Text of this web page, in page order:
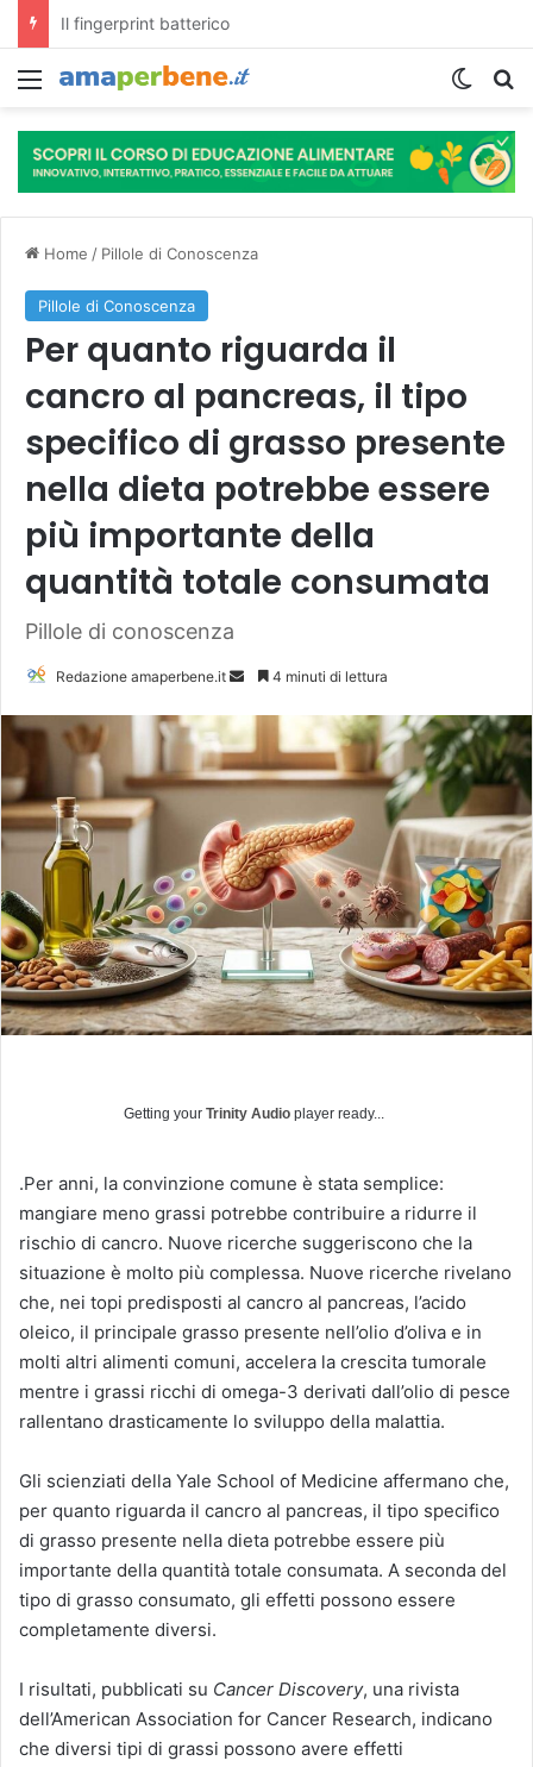
Menu
Home / Pillole di Conoscenza
Pillole di Conoscenza
Per quanto riguarda il
cancro al pancreas, il tipo
specifico di grasso presente
nella dieta potrebbe essere
più importante della
quantità totale consumata
Pillole di conoscenza
Redazione amaperbene.it
i
a
n
'
e
m
i
l
4 minuti di lettura
Getting your Trinity Audio player ready...
.Per anni, la convinzione comune è stata semplice:
mangiare meno grassi potrebbe contribuire a ridurre il
rischio di cancro. Nuove ricerche suggeriscono che la
situazione è molto più complessa. Nuove ricerche rivelano
che, nei topi predisposti al cancro al pancreas, l’acido
oleico, il principale grasso presente nell’olio d’oliva e in
molti altri alimenti comuni, accelera la crescita tumorale
mentre i grassi ricchi di omega-3 derivati ​​dall’olio di pesce
rallentano drasticamente lo sviluppo della malattia.
Gli scienziati della Yale School of Medicine affermano che,
per quanto riguarda il cancro al pancreas, il tipo specifico
di grasso presente nella dieta potrebbe essere più
importante della quantità totale consumata. A seconda del
tipo di grasso consumato, gli effetti possono essere
completamente diversi.
I risultati, pubblicati su Cancer Discovery, una rivista
dell’American Association for Cancer Research, indicano
che diversi tipi di grassi possono avere effetti